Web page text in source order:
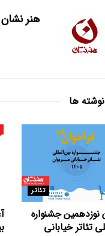
هنر نشان
نوشته ها
تئاتر
نوزدهمین جشنواره
تئاتر خیابانی